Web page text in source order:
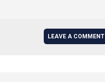
LEAVE A COMMENT